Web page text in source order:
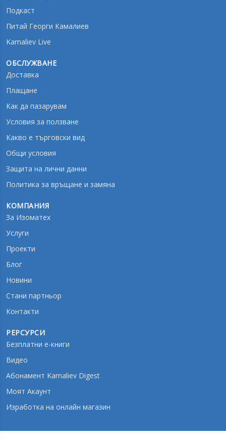
Подкаст
Питай Георги Камалиев
Kamaliev Live
ОБСЛУЖВАНЕ
Доставка
Плащане
Как да пазарувам
Условия за ползване
Какво е търговски вид
Oбщи условия
Защита на лични данни
Политика за връщане и замяна
КОМПАНИЯ
За Изоматех
Услуги
Проекти
Блог
Новини
Стани партньор
Контакти
РЕРСУРСИ
Безплатни е-книги
Видео
Абонамент Kamaliev Digest
Моят Акаунт
Изработка на онлайн магазин